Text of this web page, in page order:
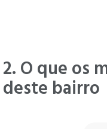
2. O que os
deste bairro